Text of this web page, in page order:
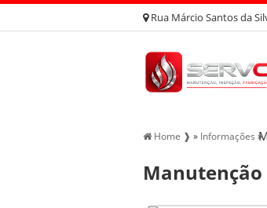
Rua Márcio Santos da
Home ❱ » Informações »